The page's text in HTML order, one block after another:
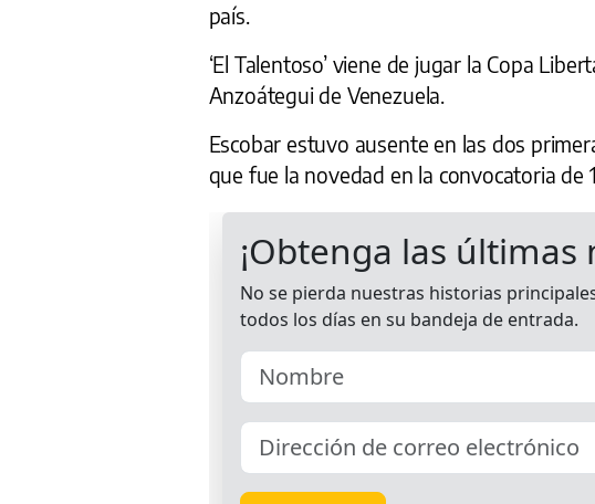
país.
‘El Talentoso’ viene de jugar la Copa
Anzoátegui de Venezuela.
Escobar estuvo ausente en las dos
que fue la novedad en la convocatoria de